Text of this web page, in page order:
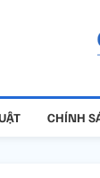
CHÍNH